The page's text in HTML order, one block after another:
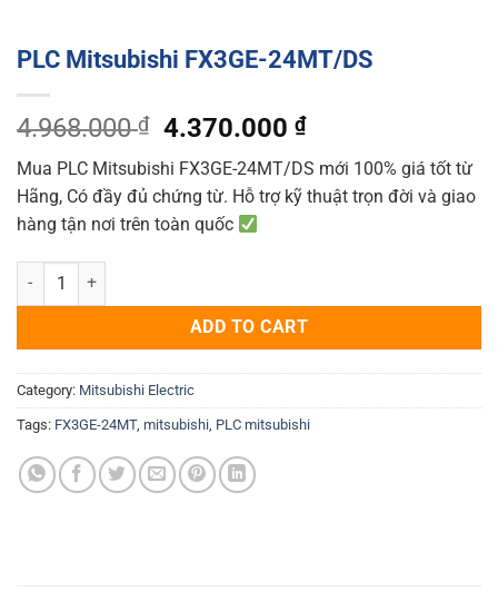
PLC Mitsubishi FX3GE-24MT/DS
4.968.000₫
Original
price
was:
4.968.000 ₫.
4.370.000₫Current
price
is:
4.370.000 ₫.
Mua PLC Mitsubishi FX3GE-24MT/DS mới 100% giá tốt từ
Hãng, Có đầy đủ chứng từ. Hỗ trợ kỹ thuật trọn đời và giao
hàng tận nơi trên toàn quốc
PLC Mitsubishi FX3GE-24MT/DS quantity
ADD TO CART
Category: Mitsubishi Electric
Tags: FX3GE-24MT, mitsubishi PLC mitsubishi